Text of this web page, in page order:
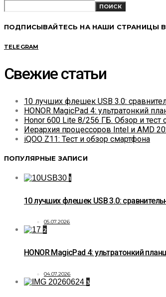
ПОИСК
ПОДПИСЫВАЙТЕСЬ НА НАШИ СТРАНИЦЫ
TELEGRAM
Свежие статьи
10 лучших флешек USB 3.0:
HONOR MagicPad 4: ультратонкий
Honor 600 Lite 8/256 ГБ. Обзор и тест
Иерархия процессоров Intel и AMD
iQOO Z11: Тест и обзор смартфона
ПОПУЛЯРНЫЕ ЗАПИСИ
1
10 лучших флешек USB 3.0:
05.07.2026
2
HONOR MagicPad 4: ультратонкий
04.07.2026
3